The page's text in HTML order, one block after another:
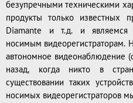
безупречными техническими
продукты только известных
Diamante и т.д. и являемся
носимым видеорегистраторам.
автономное видеонаблюдение
назад, когда никто в
существовании таких
носимых видеорегистраторов